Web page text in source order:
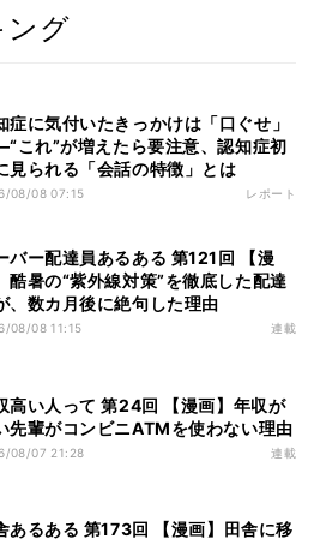
ング
症に気付いたきっかけは「口ぐせ」
これ”が増えたら要注意、認知症初
見られる「会話の特徴」とは
08/08 07:15 レポート
バー配達員あるある 第121回 【漫
酷暑の“紫外線対策”を徹底した配達
、数カ月後に絶句した理由
08/08 11:15 連載
高い人って 第24回 【漫画】年収が
先輩がコンビニATMを使わない理由
08/07 21:28 連載
あるある 第173回 【漫画】田舎に移